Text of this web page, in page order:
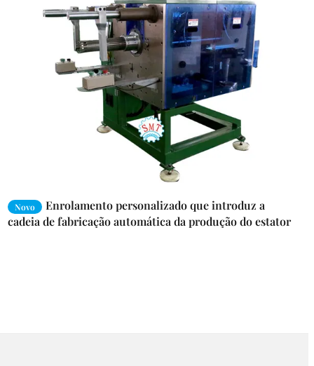
Novo
Enrolamento personalizado que introduz a
cadeia de fabricação automática da produção do estator